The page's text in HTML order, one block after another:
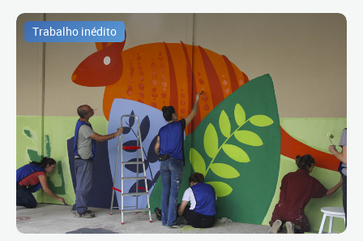
Trabalho inédito